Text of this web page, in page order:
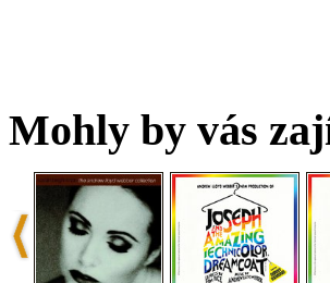
Mohly by vás